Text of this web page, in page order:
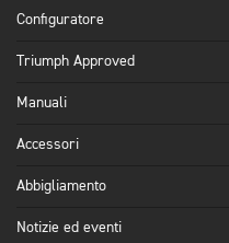
Configuratore
Triumph Approved
Manuali
Accessori
Abbigliamento
Notizie ed eventi